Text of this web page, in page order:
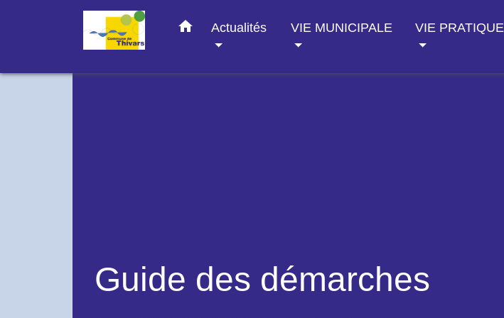
home Actualités VIE MUNICIPALE VIE PRATIQUE
Guide des démarches